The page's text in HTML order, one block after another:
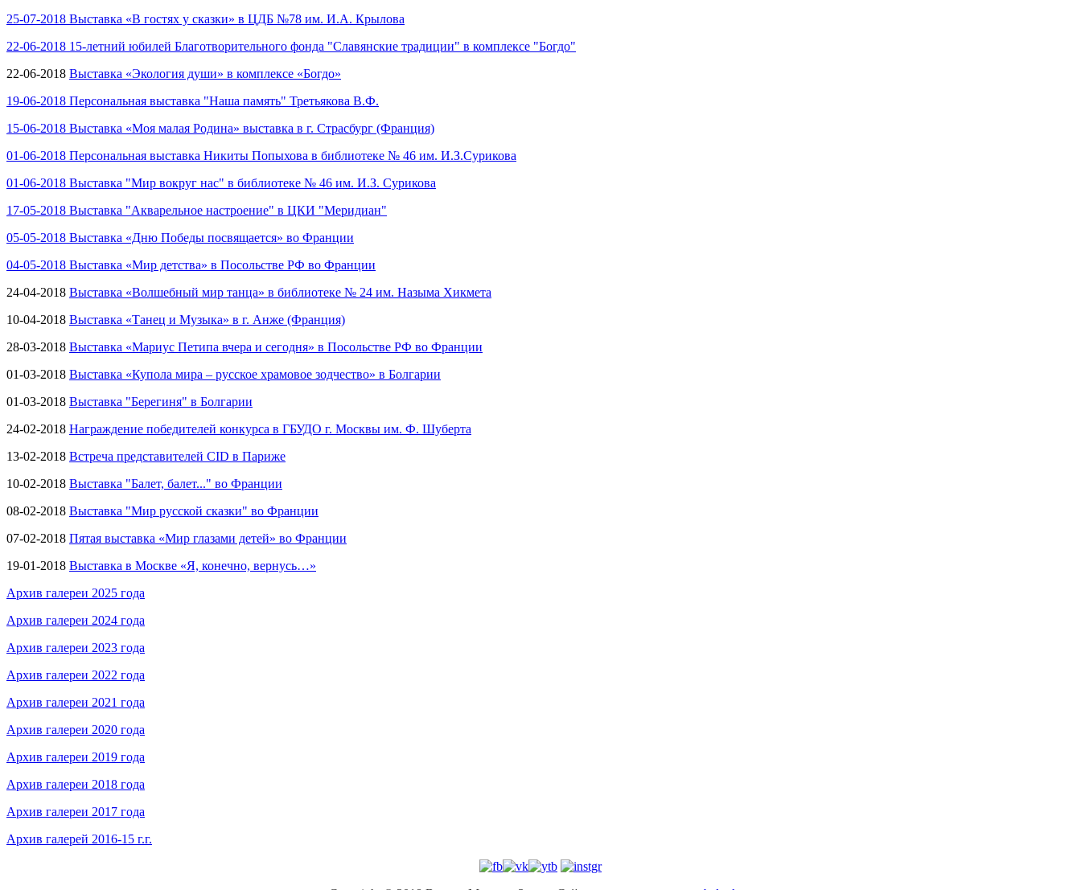
25-07-2018 Выставка «В гостях у сказки» в ЦДБ №78 им. И.А. Крылова
22-06-2018 15-летний юбилей Благотворительного фонда "Славянские традиции" в комплексе "Богдо"
22-06-2018 Выставка «Экология души» в комплексе «Богдо»
19-06-2018 Персональная выставка "Наша память" Третьякова В.Ф.
15-06-2018 Выставка «Моя малая Родина» выставка в г. Страсбург (Франция)
01-06-2018 Персональная выставка Никиты Попыхова в библиотеке № 46 им. И.З.Сурикова
01-06-2018 Выставка "Мир вокруг нас" в библиотеке № 46 им. И.З. Сурикова
17-05-2018 Выставка "Акварельное настроение" в ЦКИ "Меридиан"
05-05-2018 Выставка «Дню Победы посвящается» во Франции
04-05-2018 Выставка «Мир детства» в Посольстве РФ во Франции
24-04-2018 Выставка «Волшебный мир танца» в библиотеке № 24 им. Назыма Хикмета
10-04-2018 Выставка «Танец и Музыка» в г. Анже (Франция)
28-03-2018 Выставка «Мариус Петипа вчера и сегодня» в Посольстве РФ во Франции
01-03-2018 Выставка «Купола мира – русское храмовое зодчество» в Болгарии
01-03-2018 Выставка "Берегиня" в Болгарии
24-02-2018 Награждение победителей конкурса в ГБУДО г. Москвы им. Ф. Шуберта
13-02-2018 Встреча представителей CID в Париже
10-02-2018 Выставка "Балет, балет..." во Франции
08-02-2018 Выставка "Мир русской сказки" во Франции
07-02-2018 Пятая выставка «Мир глазами детей» во Франции
19-01-2018 Выставка в Москве «Я, конечно, вернусь…»
Архив галереи 2025 года
Архив галереи 2024 года
Архив галереи 2023 года
Архив галереи 2022 года
Архив галереи 2021 года
Архив галереи 2020 года
Архив галереи 2019 года
Архив галереи 2018 года
Архив галереи 2017 года
Архив галерей 2016-15 г.г.